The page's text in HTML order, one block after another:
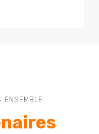
ENSEMBLE